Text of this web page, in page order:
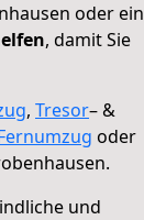
oder ein
, damit Sie
, Tresor– &
oder
und